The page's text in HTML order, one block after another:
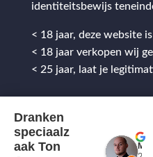
identiteitsbewijs
< 18 jaar, deze website
< 18 jaar verkopen wij
< 25 jaar, laat je
Dranken
speciaalz
aak Ton